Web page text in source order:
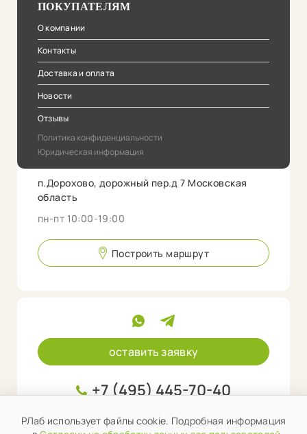
ПОКУПАТЕЛЯМ
О компании
Контакты
Доставка и оплата
Новости
Отзывы
Политика конфиденциальности
Юридическая информация
п.Дорохово, дорожный пер.д 7 Московская
область
пн-пт 10:00-19:00
Построить маршрут
оставить заявку
+7 (495) 445-70-40
info@rlab.store
РЛаб использует файлы cookie. Подробная информация